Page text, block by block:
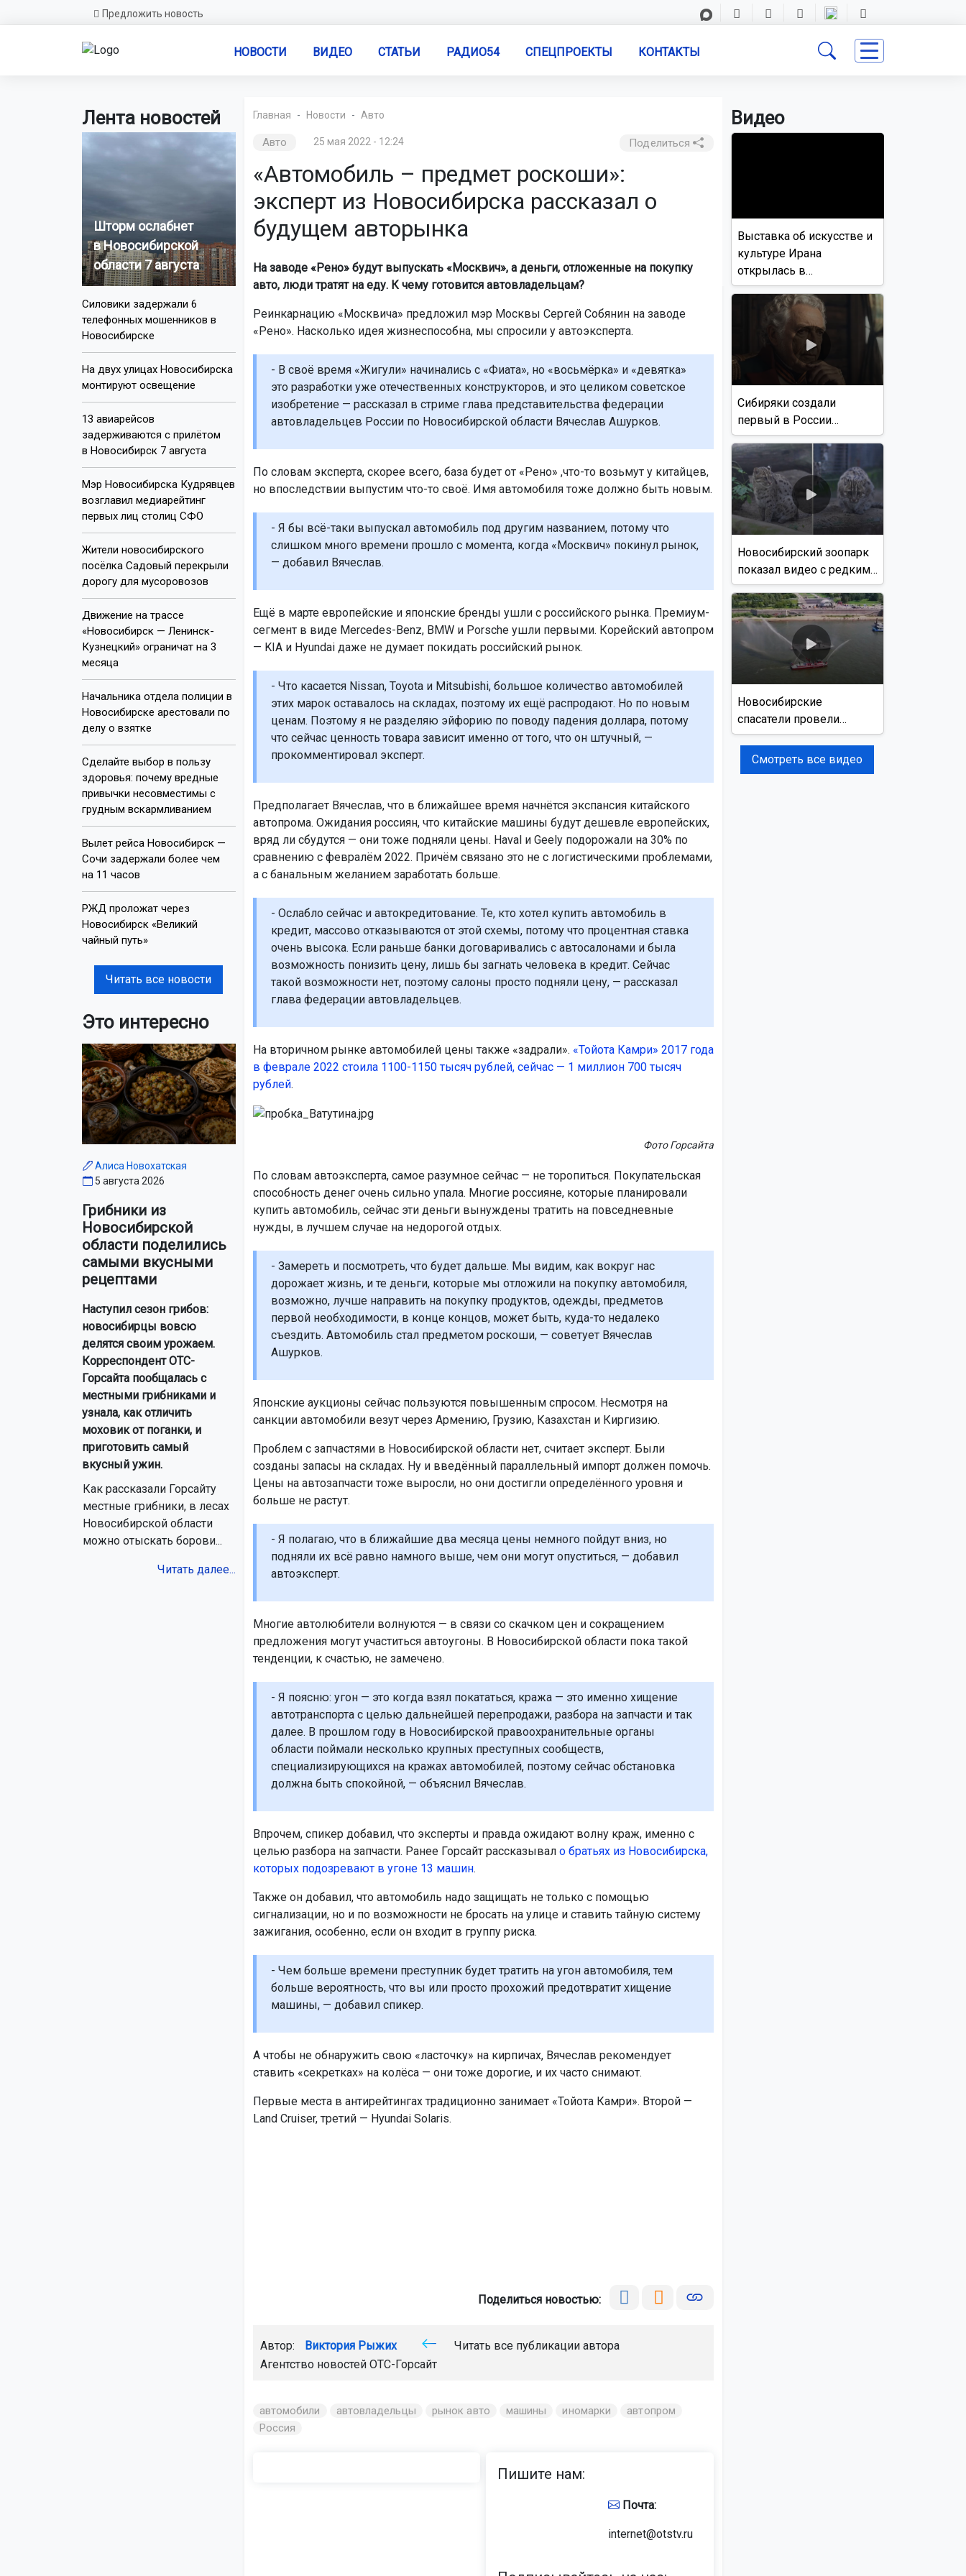
Предложить новость
НОВОСТИ ВИДЕО СТАТЬИ РАДИО54 СПЕЦПРОЕКТЫ КОНТАКТЫ
Лента новостей
Шторм ослабнет
в Новосибирской
области 7 августа
Силовики задержали 6
телефонных мошенников в
Новосибирске
На двух улицах Новосибирска
монтируют освещение
13 авиарейсов
задерживаются с прилётом
в Новосибирск 7 августа
Мэр Новосибирска Кудрявцев
возглавил медиарейтинг
первых лиц столиц СФО
Жители новосибирского
посёлка Садовый перекрыли
дорогу для мусоровозов
Движение на трассе
«Новосибирск — Ленинск-
Кузнецкий» ограничат на 3
месяца
Начальника отдела полиции в
Новосибирске арестовали по
делу о взятке
Сделайте выбор в пользу
здоровья: почему вредные
привычки несовместимы с
грудным вскармливанием
Вылет рейса Новосибирск —
Сочи задержали более чем
на 11 часов
РЖД проложат через
Новосибирск «Великий
чайный путь»
Читать все новости
Это интересно
Алиса Новохатская
5 августа 2026
Грибники из
Новосибирской
области поделились
самыми вкусными
рецептами
Наступил сезон грибов:
новосибирцы вовсю
делятся своим урожаем.
Корреспондент ОТС-
Горсайта пообщалась с
местными грибниками и
узнала, как отличить
моховик от поганки, и
приготовить самый
вкусный ужин.
Как рассказали Горсайту
местные грибники, в лесах
Новосибирской области
можно отыскать борови...
Читать далее...
Главная Новости Авто
Авто 25 мая 2022 - 12:24 Поделиться
«Автомобиль – предмет роскоши»:
эксперт из Новосибирска рассказал о
будущем авторынка
На заводе «Рено» будут выпускать «Москвич», а деньги, отложенные на покупку
авто, люди тратят на еду. К чему готовится автовладельцам?
Реинкарнацию «Москвича» предложил мэр Москвы Сергей Собянин на заводе
«Рено». Насколько идея жизнеспособна, мы спросили у автоэксперта.
- В своё время «Жигули» начинались с «Фиата», но «восьмёрка» и «девятка»
это разработки уже отечественных конструкторов, и это целиком советское
изобретение — рассказал в стриме глава представительства федерации
автовладельцев России по Новосибирской области Вячеслав Ашурков.
По словам эксперта, скорее всего, база будет от «Рено» ,что-то возьмут у китайцев,
но впоследствии выпустим что-то своё. Имя автомобиля тоже должно быть новым.
- Я бы всё-таки выпускал автомобиль под другим названием, потому что
слишком много времени прошло с момента, когда «Москвич» покинул рынок,
— добавил Вячеслав.
Ещё в марте европейские и японские бренды ушли с российского рынка. Премиум-
сегмент в виде Mercedes-Benz, BMW и Porsche ушли первыми. Корейский автопром
— KIA и Hyundai даже не думает покидать российский рынок.
- Что касается Nissan, Toyota и Mitsubishi, большое количество автомобилей
этих марок оставалось на складах, поэтому их ещё распродают. Но по новым
ценам. Поэтому я не разделяю эйфорию по поводу падения доллара, потому
что сейчас ценность товара зависит именно от того, что он штучный, —
прокомментировал эксперт.
Предполагает Вячеслав, что в ближайшее время начнётся экспансия китайского
автопрома. Ожидания россиян, что китайские машины будут дешевле европейских,
вряд ли сбудутся — они тоже подняли цены. Haval и Geely подорожали на 30% по
сравнению с февралём 2022. Причём связано это не с логистическими проблемами,
а с банальным желанием заработать больше.
- Ослабло сейчас и автокредитование. Те, кто хотел купить автомобиль в
кредит, массово отказываются от этой схемы, потому что процентная ставка
очень высока. Если раньше банки договаривались с автосалонами и была
возможность понизить цену, лишь бы загнать человека в кредит. Сейчас
такой возможности нет, поэтому салоны просто подняли цену, — рассказал
глава федерации автовладельцев.
На вторичном рынке автомобилей цены также «задрали». «Тойота Камри» 2017 года
в феврале 2022 стоила 1100-1150 тысяч рублей, сейчас — 1 миллион 700 тысяч
рублей.
Фото Горсайта
По словам автоэксперта, самое разумное сейчас — не торопиться. Покупательская
способность денег очень сильно упала. Многие россияне, которые планировали
купить автомобиль, сейчас эти деньги вынуждены тратить на повседневные
нужды, в лучшем случае на недорогой отдых.
- Замереть и посмотреть, что будет дальше. Мы видим, как вокруг нас
дорожает жизнь, и те деньги, которые мы отложили на покупку автомобиля,
возможно, лучше направить на покупку продуктов, одежды, предметов
первой необходимости, в конце концов, может быть, куда-то недалеко
съездить. Автомобиль стал предметом роскоши, — советует Вячеслав
Ашурков.
Японские аукционы сейчас пользуются повышенным спросом. Несмотря на
санкции автомобили везут через Армению, Грузию, Казахстан и Киргизию.
Проблем с запчастями в Новосибирской области нет, считает эксперт. Были
созданы запасы на складах. Ну и введённый параллельный импорт должен помочь.
Цены на автозапчасти тоже выросли, но они достигли определённого уровня и
больше не растут.
- Я полагаю, что в ближайшие два месяца цены немного пойдут вниз, но
подняли их всё равно намного выше, чем они могут опуститься, — добавил
автоэксперт.
Многие автолюбители волнуются — в связи со скачком цен и сокращением
предложения могут участиться автоугоны. В Новосибирской области пока такой
тенденции, к счастью, не замечено.
- Я поясню: угон — это когда взял покататься, кража — это именно хищение
автотранспорта с целью дальнейшей перепродажи, разбора на запчасти и так
далее. В прошлом году в Новосибирской правоохранительные органы
области поймали несколько крупных преступных сообществ,
специализирующихся на кражах автомобилей, поэтому сейчас обстановка
должна быть спокойной, — объяснил Вячеслав.
Впрочем, спикер добавил, что эксперты и правда ожидают волну краж, именно с
целью разбора на запчасти. Ранее Горсайт рассказывал о братьях из Новосибирска,
которых подозревают в угоне 13 машин.
Также он добавил, что автомобиль надо защищать не только с помощью
сигнализации, но и по возможности не бросать на улице и ставить тайную систему
зажигания, особенно, если он входит в группу риска.
- Чем больше времени преступник будет тратить на угон автомобиля, тем
больше вероятность, что вы или просто прохожий предотвратит хищение
машины, — добавил спикер.
А чтобы не обнаружить свою «ласточку» на кирпичах, Вячеслав рекомендует
ставить «секретках» на колёса — они тоже дорогие, и их часто снимают.
Первые места в антирейтингах традиционно занимает «Тойота Камри». Второй —
Land Cruiser, третий — Hyundai Solaris.
Поделиться новостью:
Автор: Виктория Рыжих
Читать все публикации автора
Агентство новостей ОТС-Горсайт
автомобили автовладельцы рынок авто машины иномарки
автопром
Россия
Пишите нам:
Почта:
internet@otstv.ru
Видео
Выставка об искусстве и
культуре Ирана
открылась в
Новосибирске
Сибиряки создали
первый в России
документальный фильм
с использованием ИИ
Новосибирский зоопарк
показал видео с редким
виверровым котом
Новосибирские
спасатели провели
учения на реке Обь
Смотреть все видео